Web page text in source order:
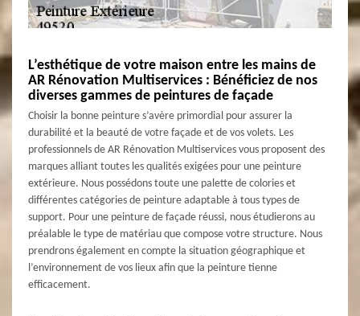
L’esthétique de votre maison entre les mains de
AR Rénovation Multiservices : Bénéficiez de nos
diverses gammes de peintures de façade
Choisir la bonne peinture s’avère primordial pour assurer la
durabilité et la beauté de votre façade et de vos volets. Les
professionnels de AR Rénovation Multiservices vous proposent des
marques alliant toutes les qualités exigées pour une peinture
extérieure. Nous possédons toute une palette de colories et
différentes catégories de peinture adaptable à tous types de
support. Pour une peinture de façade réussi, nous étudierons au
préalable le type de matériau que compose votre structure. Nous
prendrons également en compte la situation géographique et
l’environnement de vos lieux afin que la peinture tienne
efficacement.